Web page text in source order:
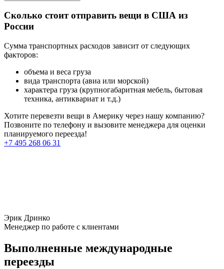
Сколько стоит отправить вещи в США из
России
Сумма транспортных расходов зависит от следующих
факторов:
объема и веса груза
вида транспорта (авиа или морской)
характера груза (крупногабаритная мебель, бытовая
техника, антиквариат и т.д.)
Хотите перевезти вещи в Америку через нашу компанию?
Позвоните по телефону и вызовите менеджера для оценки
планируемого переезда!
+7 495 268 06 31
Эрик Дринко
Менеджер по работе с клиентами
Выполненные международные
переезды